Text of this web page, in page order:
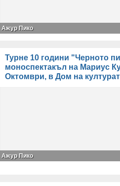
Ажур Пико
Турне 10 години "Черното
моноспектакъл на Мариус
Октомври, в Дом на
Ажур Пико